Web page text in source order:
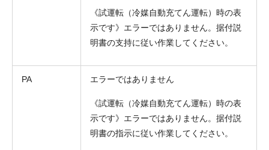
《試運転（冷媒自動充てん運転）時の表
示です》エラーではありません。据付説
明書の支持に従い作業してください。
PA エラーではありません
《試運転（冷媒自動充てん運転）時の表
示です》エラーではありません。据付説
明書の指示に従い作業してください。